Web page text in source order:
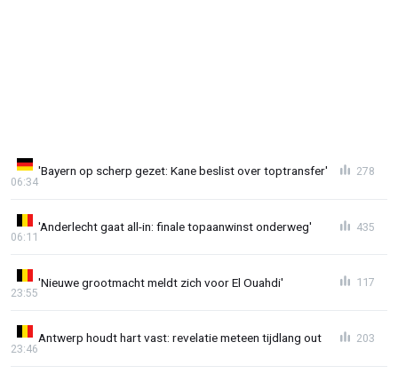
'Bayern op scherp gezet: Kane beslist over toptransfer'
06:34
278
'Anderlecht gaat all-in: finale topaanwinst onderweg'
06:11
435
'Nieuwe grootmacht meldt zich voor El Ouahdi'
23:55
117
Antwerp houdt hart vast: revelatie meteen tijdlang out
23:46
203